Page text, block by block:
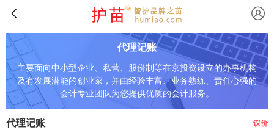
代理记账
主要面向中小型企业、私营、股份制等在京投资设立的办事机构
及有发展潜能的创业家，并由经验丰富、业务熟练、责任心强的
会计专业团队为您提供优质的会计服务。
代理记账 议价